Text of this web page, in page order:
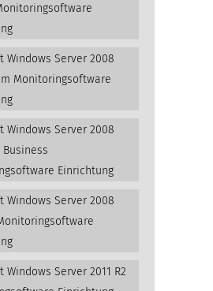
Windows Server 2008
Monitoringsoftware
Windows Server 2008
Business
Einrichtung
Windows Server 2008
Windows Server 2011 R2